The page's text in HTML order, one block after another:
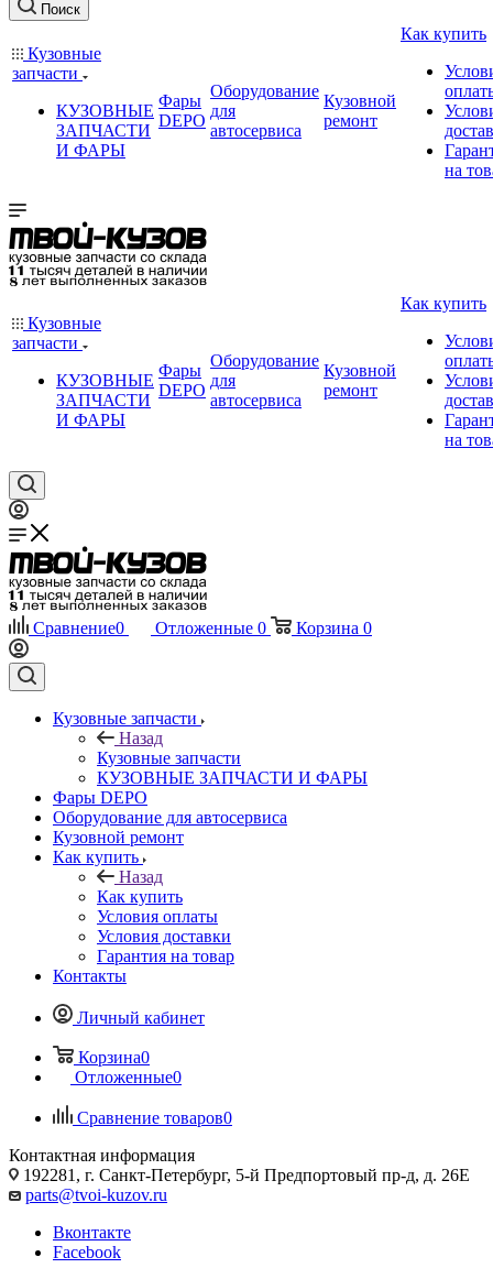
Поиск
Кузовные
запчасти
КУЗОВНЫЕ
ЗАПЧАСТИ
И ФАРЫ
Фары
DEPO
Оборудование
для
автосервиса
Кузовной
ремонт
Как купить
на
Кузовные
запчасти
КУЗОВНЫЕ
ЗАПЧАСТИ
И ФАРЫ
Фары
DEPO
Оборудование
для
автосервиса
Кузовной
ремонт
Как купить
на
Сравнение0 Отложенные 0 Корзина 0
Кузовные запчасти
Назад
Кузовные запчасти
КУЗОВНЫЕ ЗАПЧАСТИ И ФАРЫ
Фары DEPO
Оборудование для автосервиса
Кузовной ремонт
Как купить
Назад
Как купить
Условия оплаты
Условия доставки
Гарантия на товар
Контакты
Личный кабинет
Корзина0
Отложенные0
Сравнение товаров0
Контактная информация
192281, г. Санкт-Петербург, 5-й Предпортовый пр-д, д. 26Е
parts@tvoi-kuzov.ru
Вконтакте
Facebook